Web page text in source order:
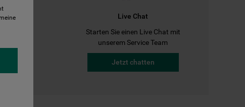
Live Chat
Starten Sie einen Live Chat mit
unserem Service Team
Jetzt chatten